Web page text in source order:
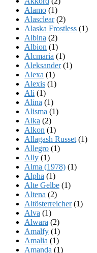
Alamo (1)
Alasclear(2)
Alaska Frostless (1)
Albina (2)
Albion (1)
Alcmaria (1)
Aleksander(1)
Alexa (1)
Alexis (1)
Ali (1)
Alina (1)
Alisma (1)
Alka (2)
Alkon (1)
Allagash Russet (1)
Allegro (1)
Ally (1)
Alma (1978) (1)
Alpha (1)
Alte Gelbe (1)
Altena (2)
Altösterreicher(1)
Alva (1)
Alwara (2)
Amalfy (1)
Amalia (1)
Amanda (1)